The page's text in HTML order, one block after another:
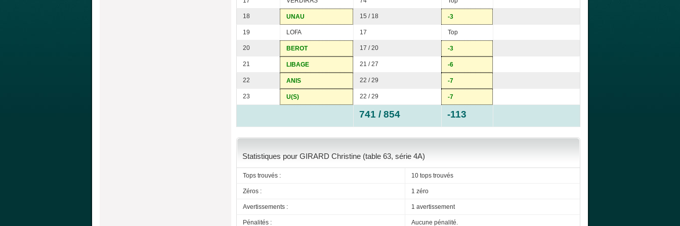
18 UNAU 15 / 18 -3
19 LOFA 17 Top
20 BEROT 17 / 20 -3
21 LIBAGE 21 / 27 -6
22 ANIS 22 / 29 -7
23 U(S) 22 / 29 -7
741 / 854 -113
Statistiques pour GIRARD Christine (table 63, série 4A)
Tops trouvés : 10 tops trouvés
Zéros : 1 zéro
Avertissements : 1 avertissement
Pénalités : Aucune pénalité.